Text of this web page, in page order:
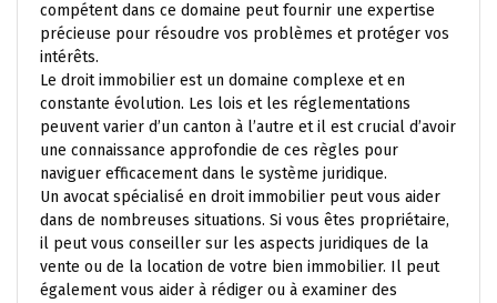
compétent dans ce domaine peut fournir une expertise
précieuse pour résoudre vos problèmes et protéger vos
intérêts.
Le droit immobilier est un domaine complexe et en
constante évolution. Les lois et les réglementations
peuvent varier d’un canton à l’autre et il est crucial d’avoir
une connaissance approfondie de ces règles pour
naviguer efficacement dans le système juridique.
Un avocat spécialisé en droit immobilier peut vous aider
dans de nombreuses situations. Si vous êtes propriétaire,
il peut vous conseiller sur les aspects juridiques de la
vente ou de la location de votre bien immobilier. Il peut
également vous aider à rédiger ou à examiner des